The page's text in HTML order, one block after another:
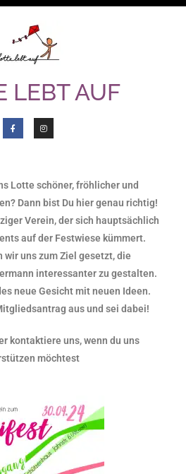
LEBT AUF
Lotte schöner, fröhlicher und
Dann bist Du hier genau richtig!
Verein, der sich hauptsächlich
auf der Festwiese kümmert.
wir uns zum Ziel gesetzt, die
interessanter zu gestalten.
neue Gesicht mit neuen Ideen.
aus und sei dabei!
kontaktiere uns, wenn du uns
möchtest